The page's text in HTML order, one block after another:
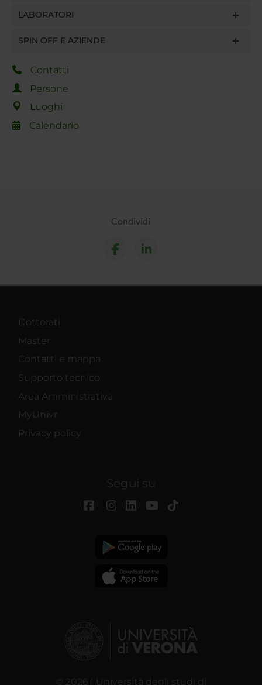
LABORATORI
SPIN OFF E AZIENDE
Contatti
Persone
Luoghi
Calendario
Condividi
Dottorati
Master
Contatti e mappa
Supporto tecnico
Area Amministrativa
MyUnivr
Privacy policy
Segui su
© 2026 | Università degli studi di